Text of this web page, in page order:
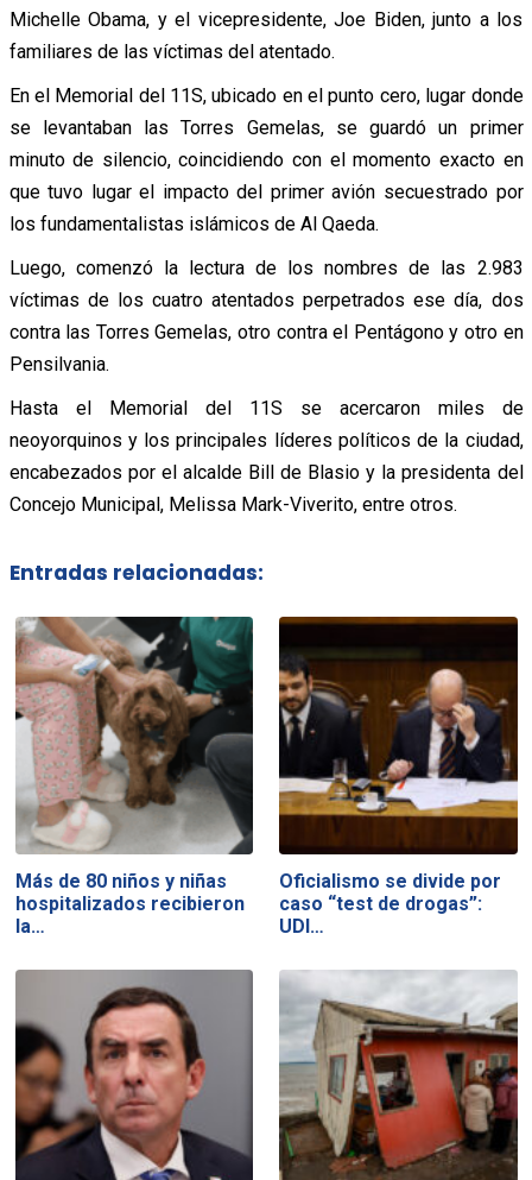
Michelle Obama, y el vicepresidente, Joe Biden, junto a los
familiares de las víctimas del atentado.
En el Memorial del 11S, ubicado en el punto cero, lugar donde
se levantaban las Torres Gemelas, se guardó un primer
minuto de silencio, coincidiendo con el momento exacto en
que tuvo lugar el impacto del primer avión secuestrado por
los fundamentalistas islámicos de Al Qaeda.
Luego, comenzó la lectura de los nombres de las 2.983
víctimas de los cuatro atentados perpetrados ese día, dos
contra las Torres Gemelas, otro contra el Pentágono y otro en
Pensilvania.
Hasta el Memorial del 11S se acercaron miles de
neoyorquinos y los principales líderes políticos de la ciudad,
encabezados por el alcalde Bill de Blasio y la presidenta del
Concejo Municipal, Melissa Mark-Viverito, entre otros.
Entradas relacionadas:
Más de 80 niños y niñas
hospitalizados recibieron
la…
Oficialismo se divide por
caso “test de drogas”:
UDI…